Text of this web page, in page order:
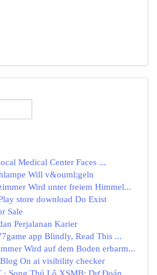
Medical Center Faces ...
Will v&ouml;geln
Wird unter freiem Himmel...
store download Do Exist
Sale
Perjalanan Karier
app Blindly, Read This ...
Wird auf dem Boden erbarm...
On ai visibility checker